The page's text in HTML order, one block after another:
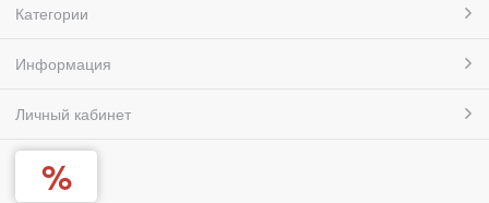
Категории
Информация
Личный кабинет